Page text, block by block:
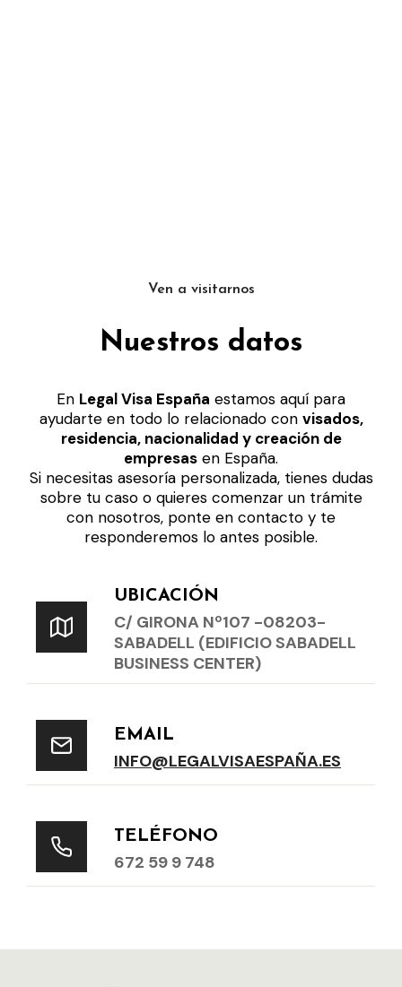
Ven a visitarnos
Nuestros datos
En Legal Visa España estamos aquí para
ayudarte en todo lo relacionado con visados,
residencia, nacionalidad y creación de
empresas en España.
Si necesitas asesoría personalizada, tienes dudas
sobre tu caso o quieres comenzar un trámite
con nosotros, ponte en contacto y te
responderemos lo antes posible.
UBICACIÓN
C/ GIRONA Nº107 -08203-
SABADELL (EDIFICIO SABADELL
BUSINESS CENTER)
EMAIL
INFO@LEGALVISAESPAÑA.ES
TELÉFONO
672 59 9 748